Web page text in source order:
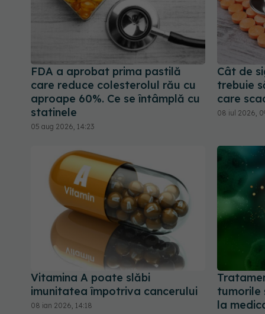
FDA a aprobat prima pastilă
care reduce colesterolul rău cu
aproape 60%. Ce se întâmplă cu
statinele
05 aug 2026, 14:23
Cât de
trebuie
care
08 iul 2026,
Vitamina A poate slăbi
imunitatea împotriva cancerului
08 ian 2026, 14:18
tumorile
la